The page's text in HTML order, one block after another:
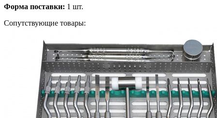
Форма поставки: 1 шт.
Сопутствующие товары: